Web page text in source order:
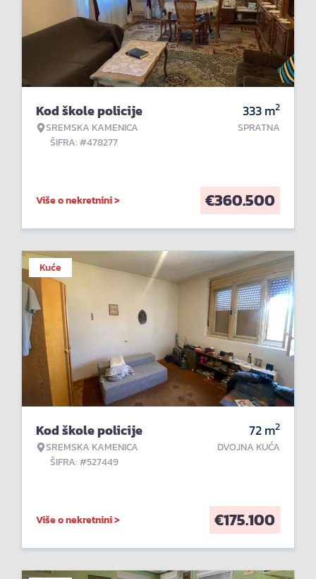
Kod škole policije
SREMSKA KAMENICA
ŠIFRA: #478277
333m2
SPRATNA
Više o nekretnini > €360.500
Kuće
Kod škole policije
SREMSKA KAMENICA
ŠIFRA: #527449
72m2
DVOJNA KUĆA
Više o nekretnini > €175.100